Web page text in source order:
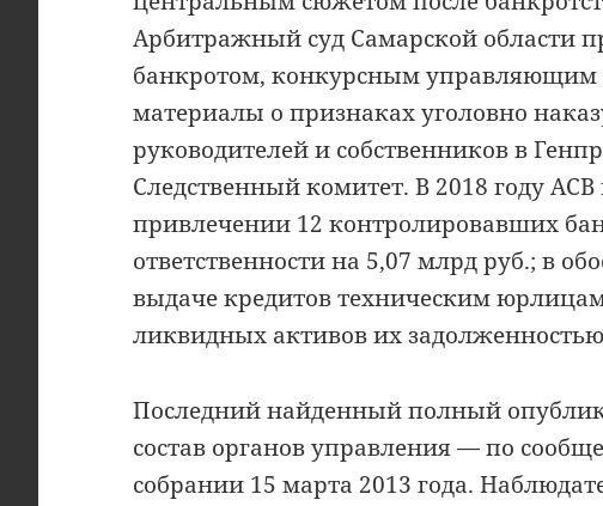
Арбитражный суд Самарской области
банкротом, конкурсным управляющим
материалы о признаках уголовно
руководителей и собственников в
Следственный комитет. В 2018 году АСВ
привлечении 12 контролировавших
ответственности на 5,07 млрд руб.; в
выдаче кредитов техническим
ликвидных активов их
Последний найденный полный
состав органов управления — по
собрании 15 марта 2013 года.